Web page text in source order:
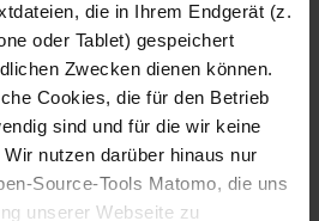
die in Ihrem Endgerät (z.
oder Tablet) gespeichert
Zwecken dienen können.
Cookies, die für den Betrieb
sind und für die wir keine
nutzen darüber hinaus nur
Source-Tools Matomo, die uns
unserer Webseite zu
Fotografo: Lorenz
Sternbach
Download